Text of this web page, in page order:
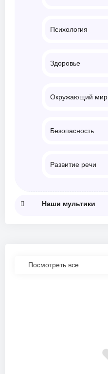
Психология
Здоровье
Окружающий мир
Безопасность
Развитие речи
Наши мультики
Посмотреть все